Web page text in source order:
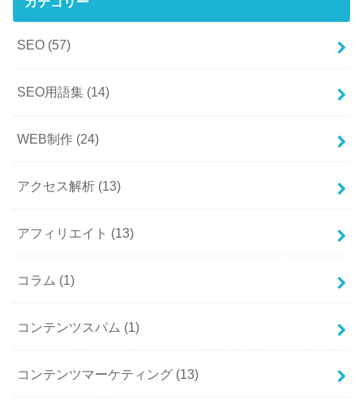
SEO (57)
SEO用語集 (14)
WEB制作 (24)
アクセス解析 (13)
アフィリエイト (13)
コラム (1)
コンテンツスパム (1)
コンテンツマーケティング (13)